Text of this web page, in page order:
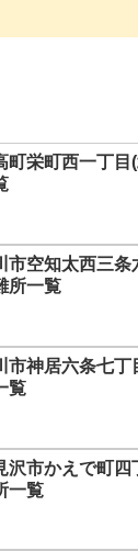
町栄町西一丁
市空知太西三条
所一覧
市神居六条七丁
覧
沢市かえで町四
一覧